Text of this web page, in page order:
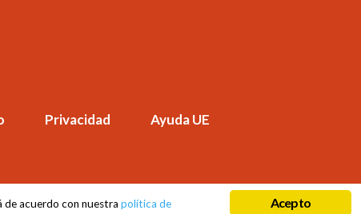
Privacidad Ayuda UE
Acepto
de acuerdo con nuestra política de